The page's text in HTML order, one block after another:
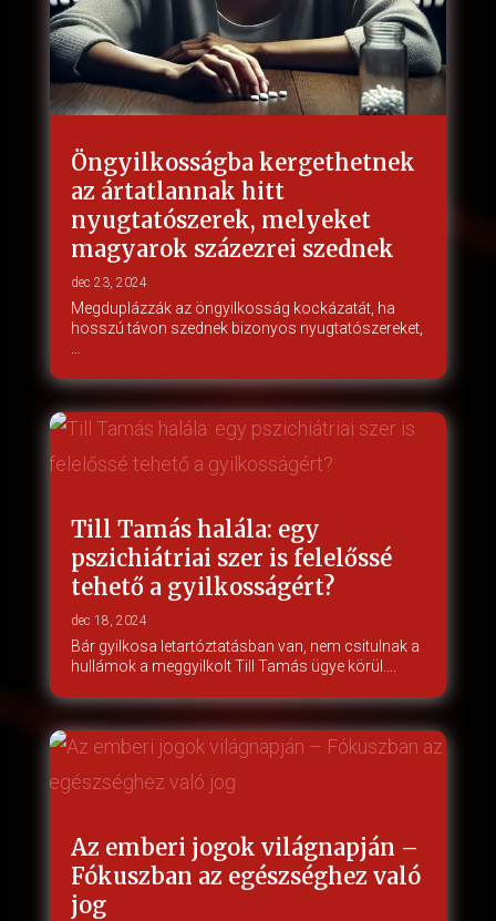
Öngyilkosságba kergethetnek
az ártatlannak hitt
nyugtatószerek, melyeket
magyarok százezrei szednek
dec 23, 2024
Megduplázzák az öngyilkosság kockázatát, ha
hosszú távon szednek bizonyos nyugtatószereket,
Till Tamás halála: egy
pszichiátriai szer is felelőssé
tehető a gyilkosságért?
dec 18, 2024
Bár gyilkosa letartóztatásban van, nem csitulnak a
hullámok a meggyilkolt Till Tamás ügye körül….
Az emberi jogok világnapján –
Fókuszban az egészséghez való
jog